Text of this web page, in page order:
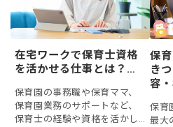
在宅ワークで保育士資格
を活かせる仕事とは？自
事を徹底解説
保育園の事務職や保育ママ、
保育園業務のサポートなど、
保育士の経験や資格を活かし
保
き
容
保育
最大